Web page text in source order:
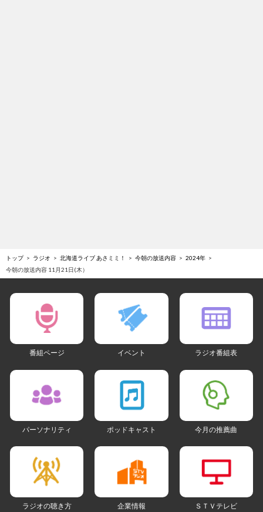
トップ ラジオ 北海道ライブ あさミミ！ 今朝の放送内容
2024年
今朝の放送内容 11月21日(木）
番組ページ イベント ラジオ番組表
パーソナリティ ポッドキャスト 今月の推薦曲
ラジオの聴き方 企業情報 ＳＴＶテレビ